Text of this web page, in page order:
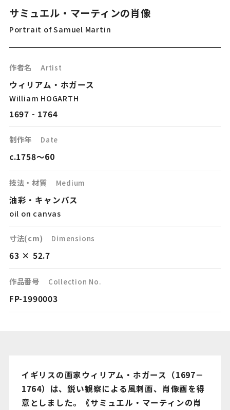
サミュエル・マーティンの肖像
Portrait of Samuel Martin
作者名 Artist
ウィリアム・ホガース
William HOGARTH
1697 - 1764
制作年 Date
c.1758〜60
技法・材質 Medium
油彩・キャンバス
oil on canvas
寸法(cm) Dimensions
63 × 52.7
作品番号 Collection No.
FP-1990003
イギリスの画家ウィリアム・ホガース（1697－
1764）は、鋭い観察による風刺画、肖像画を得
意としました。《サミュエル・マーティンの肖